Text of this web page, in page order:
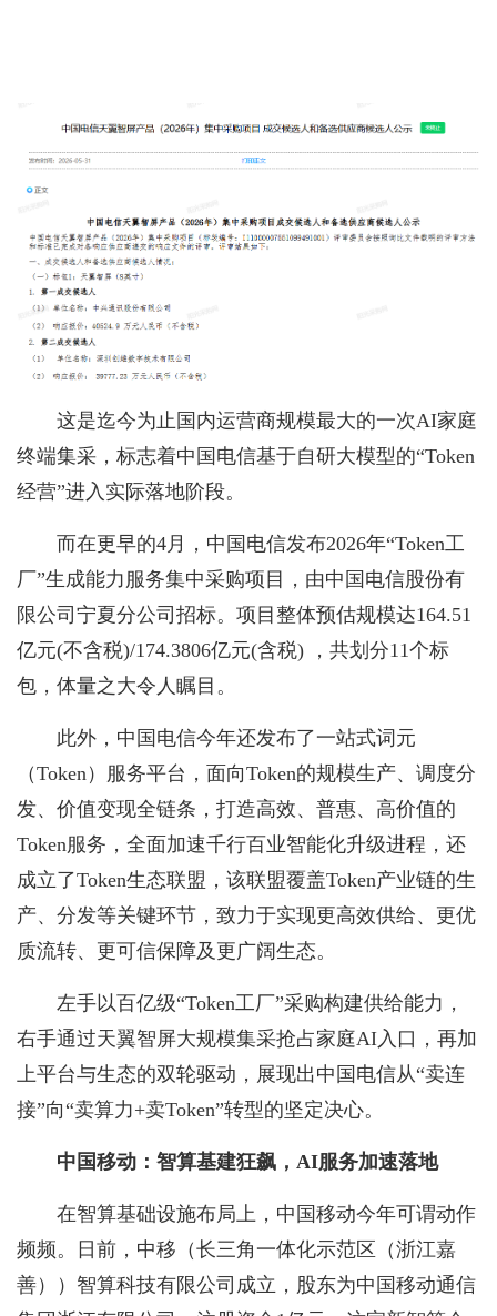
这是迄今为止国内运营商规模最大的一次AI家庭
终端集采，标志着中国电信基于自研大模型的“Token
经营”进入实际落地阶段。
而在更早的4月，中国电信发布2026年“Token工
厂”生成能力服务集中采购项目，由中国电信股份有
限公司宁夏分公司招标。项目整体预估规模达164.51
亿元(不含税)/174.3806亿元(含税) ，共划分11个标
包，体量之大令人瞩目。
此外，中国电信今年还发布了一站式词元
（Token）服务平台，面向Token的规模生产、调度分
发、价值变现全链条，打造高效、普惠、高价值的
Token服务，全面加速千行百业智能化升级进程，还
成立了Token生态联盟，该联盟覆盖Token产业链的生
产、分发等关键环节，致力于实现更高效供给、更优
质流转、更可信保障及更广阔生态。
左手以百亿级“Token工厂”采购构建供给能力，
右手通过天翼智屏大规模集采抢占家庭AI入口，再加
上平台与生态的双轮驱动，展现出中国电信从“卖连
接”向“卖算力+卖Token”转型的坚定决心。
中国移动：智算基建狂飙，AI服务加速落地
在智算基础设施布局上，中国移动今年可谓动作
频频。日前，中移（长三角一体化示范区（浙江嘉
善））智算科技有限公司成立，股东为中国移动通信